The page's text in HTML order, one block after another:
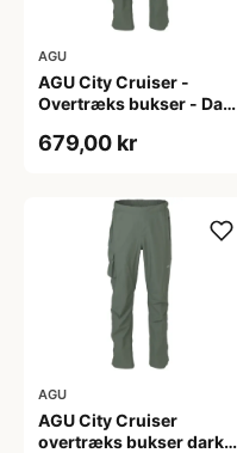
AGU
AGU City Cruiser -
Overtræks bukser - Dark
679,00 kr
AGU
AGU City Cruiser
overtræks bukser dark